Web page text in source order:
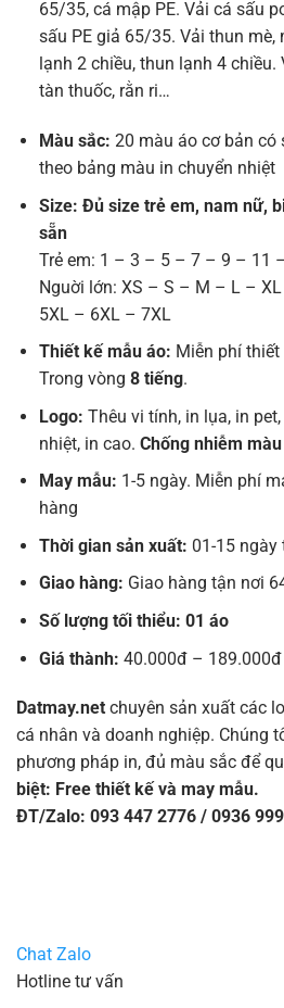
65/35, cá mập PE. Vải cá sấu
sấu PE giả 65/35. Vải thun mè,
lạnh 2 chiều, thun lạnh 4 chiều.
tàn thuốc, rằn ri…
Màu sắc: 20 màu áo cơ bản có
theo bảng màu in chuyển nhiệt
Size: Đủ size trẻ em, nam nữ,
sẵn
Trẻ em: 1 – 3 – 5 – 7 – 9 – 11
Nguời lớn: XS – S – M – L –
5XL – 6XL – 7XL
Thiết kế mẫu áo: Miễn phí thiết
Trong vòng 8 tiếng.
Logo: Thêu vi tính, in lụa, in
nhiệt, in cao. Chống nhiễm màu
May mẫu: 1-5 ngày. Miễn phí
hàng
Thời gian sản xuất: 01-15
Giao hàng: Giao hàng tận nơi
Số lượng tối thiểu: 01 áo
Giá thành: 40.000đ –
Datmay.net chuyên sản xuất các
cá nhân và doanh nghiệp. Chúng
phương pháp in, đủ màu sắc để
biệt: Free thiết kế và may mẫu.
ĐT/Zalo: 093 447 2776 / 0936
Chat Zalo
Hotline tư vấn